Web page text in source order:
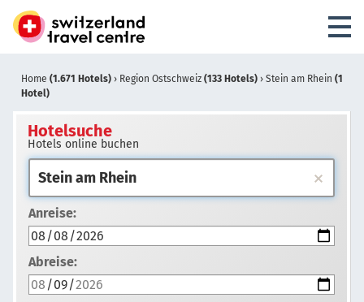
Home (1.671 Hotels) › Region Ostschweiz (133 Hotels) › Stein am Rhein (1
Hotel)
Hotelsuche
Hotels online buchen
Anreise:
Abreise: